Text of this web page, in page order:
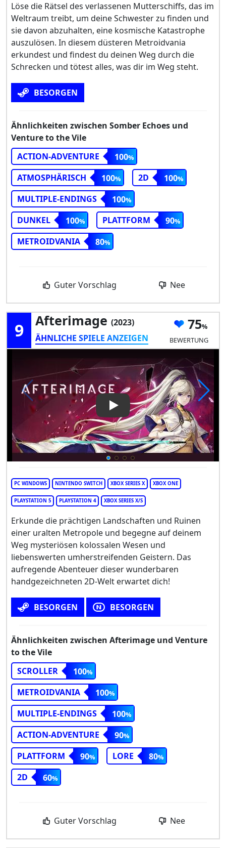
Löse die Rätsel des verlassenen Mutterschiffs, das im
Weltraum treibt, um deine Schwester zu finden und
sie davon abzuhalten, eine kosmische Katastrophe
auszulösen. In diesem düsteren Metroidvania
erkundest und findest du deinen Weg durch die
Schrecken und tötest alles, was dir im Weg steht.
BESORGEN
Ähnlichkeiten zwischen Somber Echoes und
Venture to the Vile
ACTION-ADVENTURE
100
ATMOSPHÄRISCH
100 2D
100
MULTIPLE-ENDINGS
100
DUNKEL
100 PLATTFORM
90
METROIDVANIA
80
Guter Vorschlag Nee
9 Afterimage (2023)
ÄHNLICHE SPIELE ANZEIGEN
75
BEWERTUNG
Play Video: Afterimage
PC WINDOWS NINTENDO SWITCH XBOX SERIES X XBOX ONE
PLAYSTATION 5 PLAYSTATION 4 XBOX SERIES X/S
Erkunde die prächtigen Landschaften und Ruinen
einer uralten Metropole und begegne auf deinem
Weg mysteriösen kolossalen Wesen und
liebenswerten umherstreifenden Geistern. Das
aufregende Abenteuer dieser wunderbaren
handgezeichneten 2D-Welt erwartet dich!
BESORGEN BESORGEN
Ähnlichkeiten zwischen Afterimage und Venture
to the Vile
SCROLLER
100
METROIDVANIA
100
MULTIPLE-ENDINGS
100
ACTION-ADVENTURE
90
PLATTFORM
90 LORE
80
2D
60
Guter Vorschlag Nee